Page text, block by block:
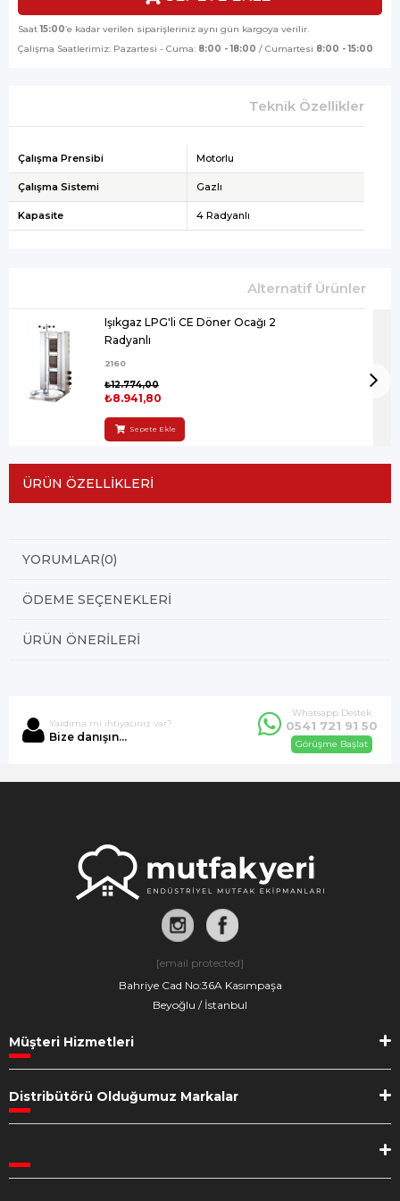
Saat15:00’e kadar verilen siparişleriniz aynı gün kargoya verilir.
Çalışma Saatlerimiz: Pazartesi - Cuma: 8:00 - 18:00 / Cumartesi 8:00 - 15:00
Teknik Özellikler
Çalışma Prensibi Motorlu
Çalışma Sistemi Gazlı
Kapasite 4 Radyanlı
Işıkgaz LPG'li CE Döner Ocağı 2
Radyanlı
2160
₺8.941,80
₺12.774,00
Sepete Ekle
ÜRÜN ÖZELLIKLERI
YORUMLAR(0)
ÖDEME SEÇENEKLERI
ÜRÜN ÖNERILERI
Yardıma mı ihtiyacınız var?
Bize danışın...
Whatsapp Destek
0541 721 91 50
Görüşme Başlat
[email protected]
Bahriye Cad No:36A Kasımpaşa
Beyoğlu / İstanbul
Müşteri Hizmetleri
Distribütörü Olduğumuz Markalar